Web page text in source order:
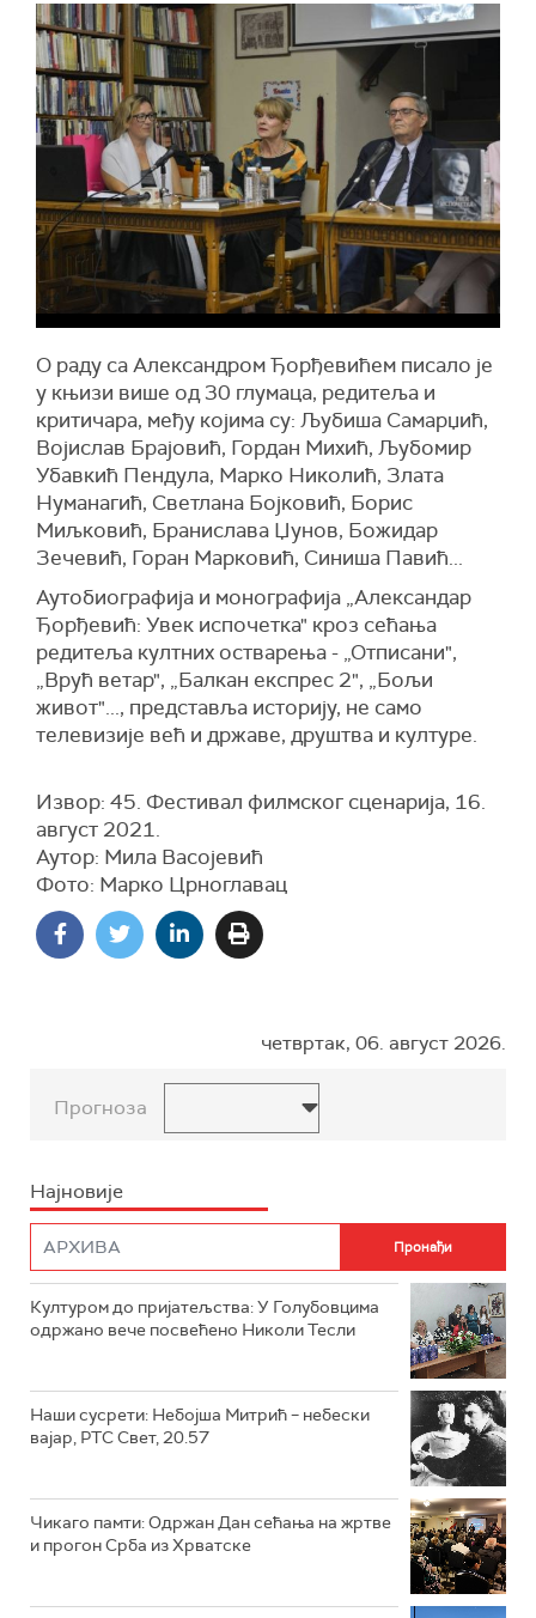
О раду са Александром Ђорђевићем писало је
у књизи више од 30 глумаца, редитеља и
критичара, међу којима су: Љубиша Самарџић,
Војислав Брајовић, Гордан Михић, Љубомир
Убавкић Пендула, Марко Николић, Злата
Нуманагић, Светлана Бојковић, Борис
Миљковић, Бранислава Џунов, Божидар
Зечевић, Горан Марковић, Синиша Павић...
Аутобиографија и монографија „Александар
Ђорђевић: Увек испочетка" кроз сећања
редитеља култних остварења - „Отписани",
„Врућ ветар", „Балкан експрес 2", „Бољи
живот"..., представља историју, не само
телевизије већ и државе, друштва и културе.
Извор: 45. Фестивал филмског сценарија, 16.
август 2021.
Аутор: Мила Васојевић
Фото: Марко Црноглавац
четвртак, 06. август 2026.
Прогноза
Најновије
Културом до пријатељства: У Голубовцима
одржано вече посвећено Николи Тесли
Наши сусрети: Небојша Митрић – небески
вајар, РТС Свет, 20.57
Чикаго памти: Одржан Дан сећања на жртве
и прогон Срба из Хрватске